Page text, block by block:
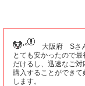
大阪府 Sさ
とても安かったので
だけるし、迅速なご対
購入することができ
します。